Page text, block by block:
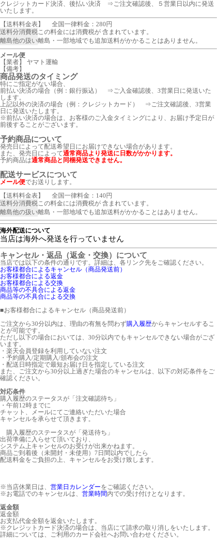
クレジットカード決済、後払い決済 ⇒ご注文確認後、５営業日以内に発送
いたします。
【送料料金表】
全国一律料金：280円
送料分消費税この料金には消費税が 含まれています。
離島他の扱い離島・一部地域でも追加送料がかかることはありません。
メール便
【業者】 ヤマト運輸
【備考】
商品発送のタイミング
特にご指定がない場合、
前払い決済の場合（例：銀行振込） ⇒ご入金確認後、3営業日に発送いた
します。
上記以外の決済の場合（例：クレジットカード） ⇒ご注文確認後、3営業
日に発送いたします。
※前払い決済の場合は、お客様のご入金タイミングにより、お届け予定日が
前後することがございます。
予約商品について
発売日によって配送希望日にお届けできない場合があります。
また、発売日によって通常商品より発送に日数がかかります。
予約商品は通常商品と同梱発送できません。
配送サービスについて
メール便でお送りします。
【送料料金表】
全国一律料金：140円
送料分消費税この料金には消費税が 含まれています。
離島他の扱い離島・一部地域でも追加送料がかかることはありません。
海外配送について
当店は海外へ発送を行っていません
キャンセル・返品（返金・交換）について
当店では以下の条件の通りです。詳細は、各リンク先をご確認ください。
お客様都合によるキャンセル（商品発送前）
お客様都合による返金
お客様都合による交換
商品等の不具合による返金
商品等の不具合による交換
■お客様都合によるキャンセル（商品発送前）
ご注文から30分以内は、理由の有無を問わず購入履歴からキャンセルするこ
とが可能です。
ただし以下の場合においては、30分以内でもキャンセルできない場合がござ
います。
・楽天会員登録を利用していない注文
・予約購入/定期購入/頒布会の注文
・配送日時指定で最短お届け日を指定している注文
また、ご注文から30分以上過ぎた場合のキャンセルは、以下の対応条件をご
確認ください。
対応条件
購入履歴のステータスが「注文確認待ち」
・午前12時までに
チャット、メールにてご連絡いただいた場合
キャンセルを承らせて頂きます。
購入履歴のステータスが「発送待ち」
出荷準備に入らせて頂いており、
システム上キャンセルのお受けが出来かねます。
商品ご到着後（未開封・未使用）7日間以内でしたら
配送料金をご負担の上、キャンセルをお受け致します。
※当店休業日は、 営業日カレンダーをご確認ください。
※お電話でのキャンセルは、 営業時間 内での受け付けとなります。
返金額
返金額
お支払代金全額を返金いたします。
※クレジットカード決済の場合は、当店にて請求の取り消しをいたします。
詳細については、ご利用のカード会社へお問い合わせください。